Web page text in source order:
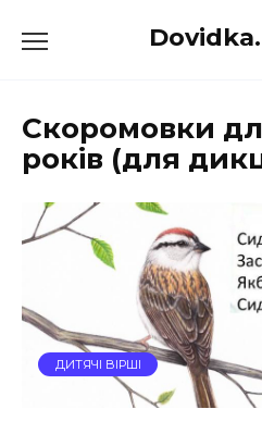
до
Скоромовки
років (для
ДИТЯЧІ ВІРШІ